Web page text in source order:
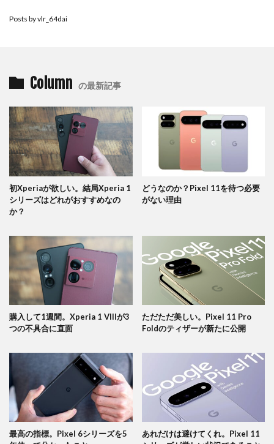
Posts by vlr_64dai
Column の最新記事
初Xperiaが欲しい。結局Xperia 1
シリーズはどれがおすすめなの
か？
どうなのか？Pixel 11を待つ必要
がない理由
購入して1週間。Xperia 1 VIIIが3
つの不具合に直面
ただただ美しい。Pixel 11 Pro
Foldのティザーが新たに公開
最高の指標。Pixel 6シリーズを5
あれだけは避けてくれ。Pixel 11